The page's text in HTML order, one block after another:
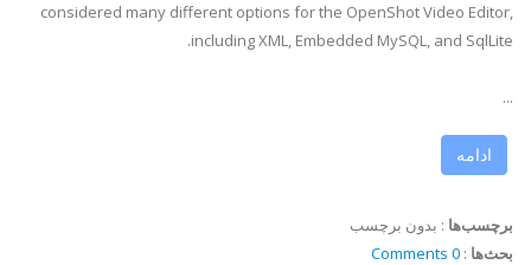
considered many different options for the OpenShot Video Editor,
including XML, Embedded MySQL, and SqlLite.
...
ادامه
برچسب‌ها : بدون برچسب
بحث‌ها :
0 Comments